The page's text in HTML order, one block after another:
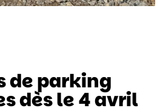
de parking
dès le 4 avril